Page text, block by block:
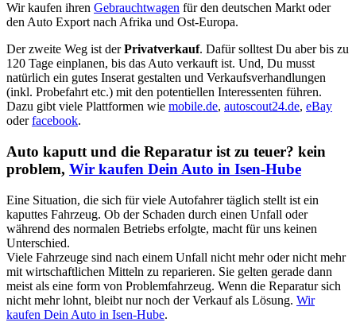
Wir kaufen ihren Gebrauchtwagen für den deutschen Markt oder
den Auto Export nach Afrika und Ost-Europa.
Der zweite Weg ist derPrivatverkauf. Dafür solltest Du aber bis zu
120 Tage einplanen, bis das Auto verkauft ist. Und, Du musst
natürlich ein gutes Inserat gestalten und Verkaufsverhandlungen
(inkl. Probefahrt etc.) mit den potentiellen Interessenten führen.
Dazu gibt viele Plattformen wie mobile.de, autoscout24.de, eBay
oderfacebook.
Auto kaputt und die Reparatur ist zu teuer? kein
problem, Wir kaufen Dein Auto in Isen-Hube
Eine Situation, die sich für viele Autofahrer täglich stellt ist ein
kaputtes Fahrzeug. Ob der Schaden durch einen Unfall oder
während des normalen Betriebs erfolgte, macht für uns keinen
Unterschied.
Viele Fahrzeuge sind nach einem Unfall nicht mehr oder nicht mehr
mit wirtschaftlichen Mitteln zu reparieren. Sie gelten gerade dann
meist als eine form von Problemfahrzeug. Wenn die Reparatur sich
nicht mehr lohnt, bleibt nur noch der Verkauf als Lösung. Wir
kaufen Dein Auto in Isen-Hube.